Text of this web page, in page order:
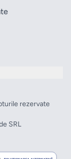
rezervate
SRL